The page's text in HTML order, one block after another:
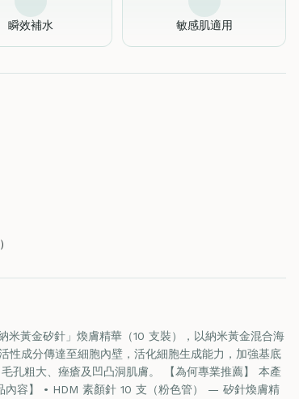
瞬效補水 敏感肌適用
米黃金矽針」煥膚精華（10 支裝），以納米黃金混合海
性成分傳達至細胞內壁，活化細胞生成能力，加強基底
孔粗大、痤瘡及凹凸洞肌膚。 【為何專業推薦】 本產
內容】 • HDM 素顏針 10 支（粉色管） — 矽針煥膚精